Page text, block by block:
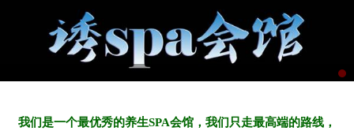
我们是一个最优秀的养生SPA会馆，我们只走最高端的路线，